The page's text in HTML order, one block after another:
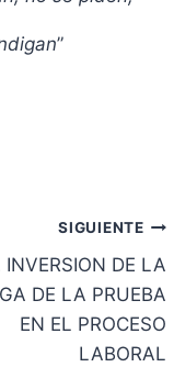
”
SIGUIENTE
INVERSION DE LA
DE LA PRUEBA
EN EL PROCESO
LABORAL